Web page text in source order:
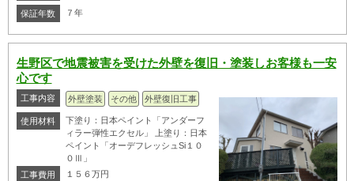
保証年数 ７年
生野区で地震被害を受けた外壁を復旧・塗装しお客様も一安
心です
工事内容 外壁塗装 その他 外壁復旧工事
使用材料
下塗り：日本ペイント「アンダーフ
ィラー弾性エクセル」 上塗り：日本
ペイント「オーデフレッシュSi１０
０Ⅲ」
工事費用
１５６万円